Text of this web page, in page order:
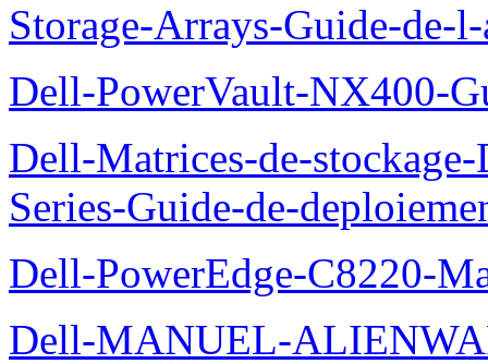
Storage-Arrays-Guide-de-
Dell-PowerVault-NX400-
Dell-Matrices-de-
Series-Guide-de-
Dell-PowerEdge-C8220-
Dell-MANUEL-